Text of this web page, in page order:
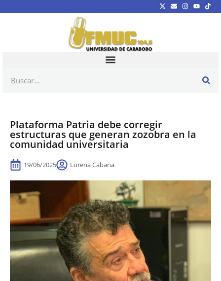
Plataforma Patria debe corregir
estructuras que generan zozobra en la
comunidad universitaria
19/06/2025 Lorena Cabana